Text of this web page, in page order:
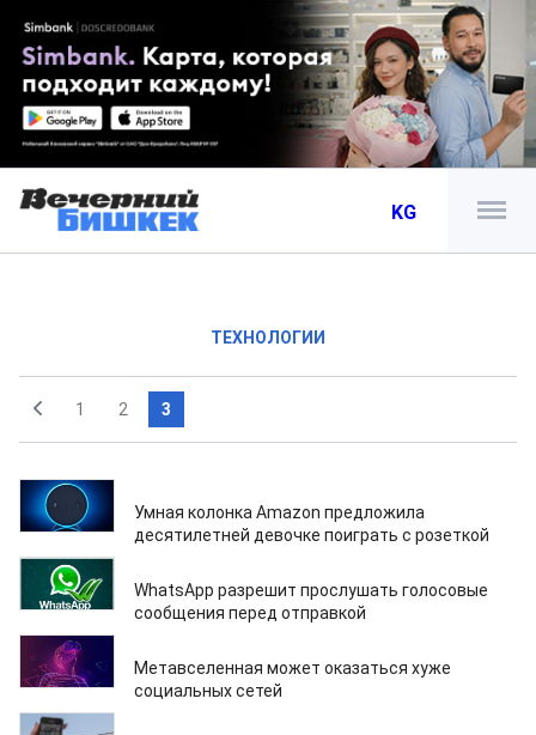
KG
ТЕХНОЛОГИИ
1 2 3
29.12.2021
Умная колонка Amazon предложила
десятилетней девочке поиграть с розеткой
15.12.2021
WhatsApp разрешит прослушать голосовые
сообщения перед отправкой
29.11.2021
Метавселенная может оказаться хуже
социальных сетей
24.11.2021